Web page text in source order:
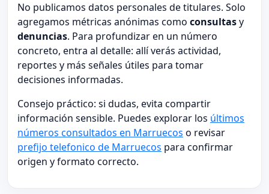
No publicamos datos personales de titulares. Solo
agregamos métricas anónimas como consultasy
denuncias. Para profundizar en un número
concreto, entra al detalle: allí verás actividad,
reportes y más señales útiles para tomar
decisiones informadas.
Consejo práctico: si dudas, evita compartir
información sensible. Puedes explorar los últimos
números consultados en Marruecos o revisar
prefijo telefonico de Marruecos para confirmar
origen y formato correcto.